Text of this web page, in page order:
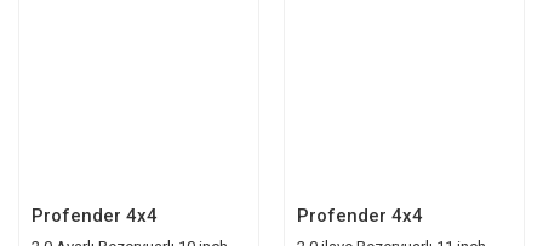
Profender 4x4 Profender 4x4